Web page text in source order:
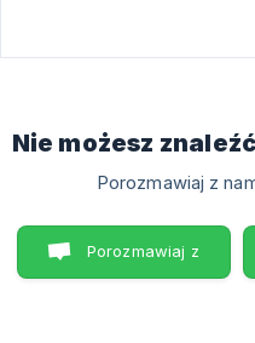
Nie możesz
Porozmawiaj z
Porozmawiaj z